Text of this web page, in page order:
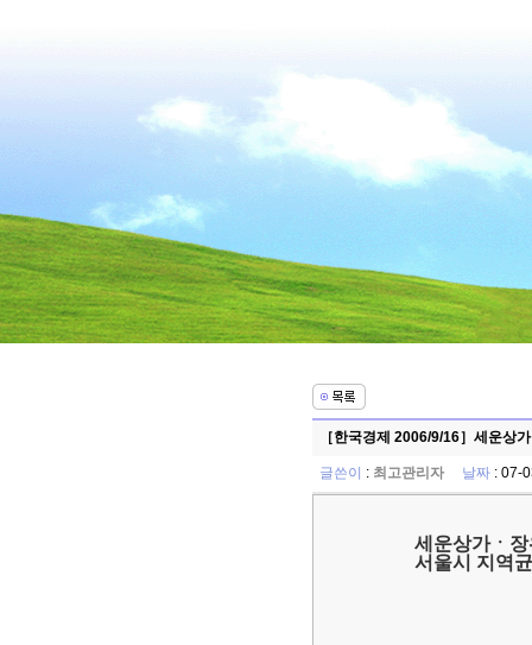
［한국경제 2006/9/16］세운상
글쓴이 : 최고관리자 날짜 : 07-
세운상가ㆍ
서울시 지역